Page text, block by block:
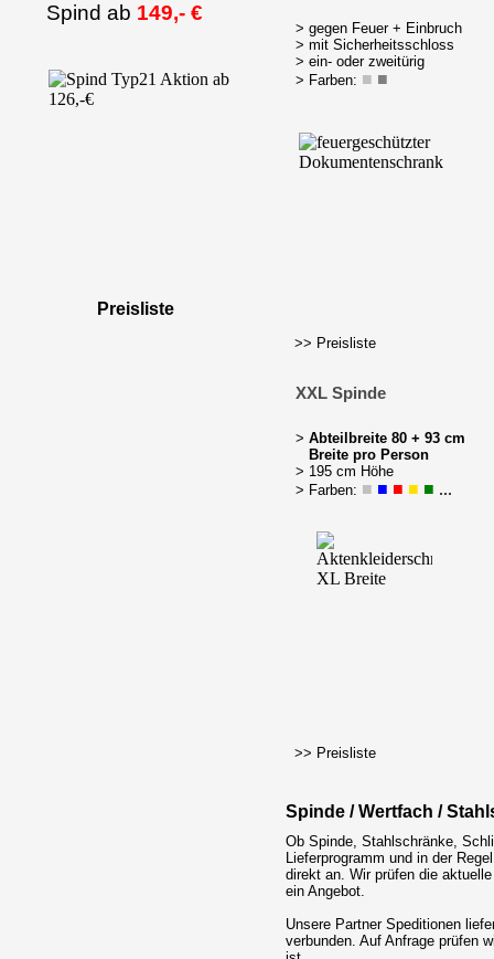
> gegen Feuer + Einbruch
> mit Sicherheitsschloss
> ein- oder zweitürig
> Farben: ■ ■
>> Preisliste
> Abteilbreite 80 + 93 cm
Breite pro Person
> 195 cm Höhe
> Farben: ■ ■ ■ ■ ■ ...
XXL Spinde
>> Preisliste
Spinde / Wertfach /
Ob Spinde, Stahlschränke,
Lieferprogramm und in der
direkt an. Wir prüfen die
ein Angebot.
Unsere Partner Speditionen
verbunden. Auf Anfrage prüfen
Spind ab 149,- €
Preisliste